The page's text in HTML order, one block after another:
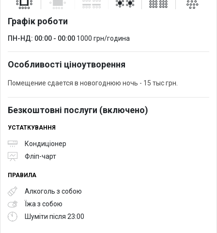
Графік роботи
ПН-НД: 00:00 - 00:00 1000 грн/година
Особливості ціноутворення
Помещение сдается в новогоднюю ночь - 15 тыс грн.
Безкоштовні послуги (включено)
УСТАТКУВАННЯ
Кондиціонер
Фліп-чарт
ПРАВИЛА
Алкоголь з собою
Їжа з собою
Шуміти після 23:00